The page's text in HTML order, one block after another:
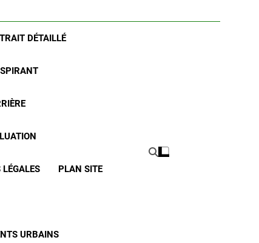
DÉTAILLÉ
PLAN SITE
URBAINS